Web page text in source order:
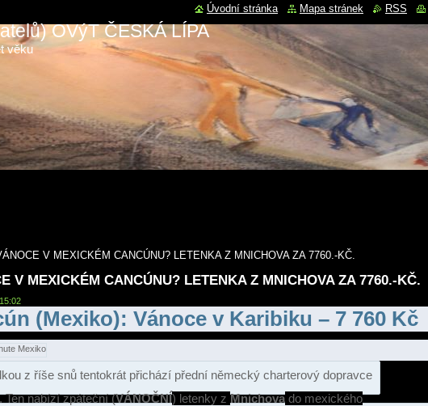
OVýT ČESKÁ LÍPA
věku
V MEXICKÉM CANCÚNU? LETENKA Z MNICHOVA ZA 7760.-KČ.
V MEXICKÉM CANCÚNU? LETENKA Z MNICHOVA ZA 7760.-KČ.
(Mexiko): Vánoce v Karibiku – 7 760 Kč
z říše snů tentokrát přichází přední německý charterový dopravce
Ten nabízí zpáteční (VÁNOČNÍ) letenky z Mnichova do mexického
Úvodní stránka Mapa stránek RSS